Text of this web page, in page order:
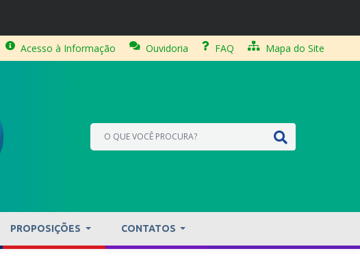
Acesso à Informação Ouvidoria FAQ Mapa do Site
PROPOSIÇÕES CONTATOS